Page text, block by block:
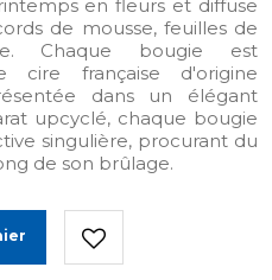
en fleurs et diffuse
de mousse, feuilles de
Chaque bougie est
cire française d'origine
dans un élégant
upcyclé, chaque bougie
singulière, procurant du
de son brûlage.